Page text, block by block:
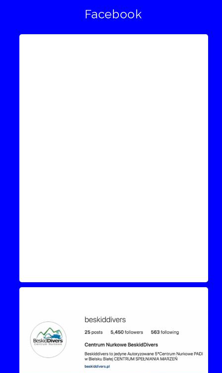
Facebook